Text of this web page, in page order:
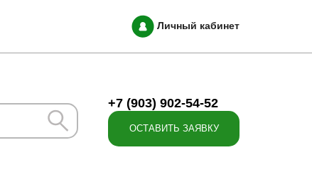
Личный кабинет
+7 (903) 902-54-52
ОСТАВИТЬ ЗАЯВКУ